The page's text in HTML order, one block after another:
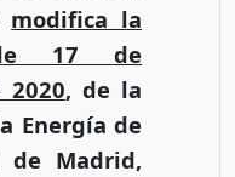
modifica la
de 17 de
, de la
Energía de
de Madrid,